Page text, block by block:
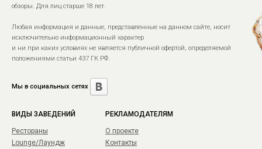
обзоры. Для лиц старше 18 лет.
Любая информация и данные, представленные на данном сайте, носит
исключительно информационный характер
и ни при каких условиях не является публичной офертой, определяемой
положениями статьи 437 ГК РФ.
Мы в социальных сетях
ВИДЫ ЗАВЕДЕНИЙ
Рестораны
Lounge/Лаундж
РЕКЛАМОДАТЕЛЯМ
О проекте
Контакты